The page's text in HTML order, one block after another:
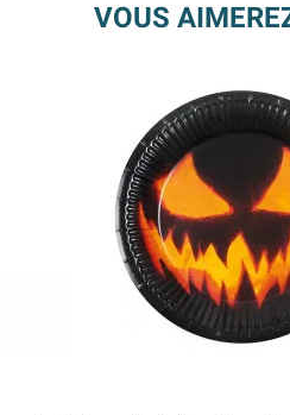
VOUS